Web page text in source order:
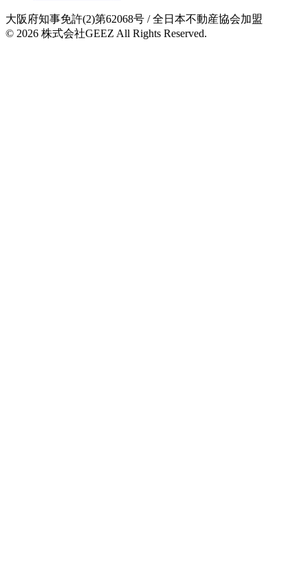
大阪府知事免許(2)第62068号 / 全日本不動産協会加盟
© 2026 株式会社GEEZ All Rights Reserved.